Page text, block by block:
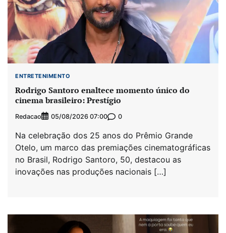
ENTRETENIMENTO
Rodrigo Santoro enaltece momento único do
cinema brasileiro: Prestígio
Redacao 05/08/2026 07:00 0
Na celebração dos 25 anos do Prêmio Grande
Otelo, um marco das premiações cinematográficas
no Brasil, Rodrigo Santoro, 50, destacou as
inovações nas produções nacionais […]